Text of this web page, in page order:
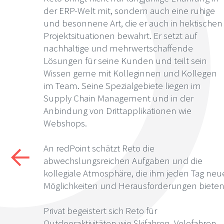
der ERP-Welt mit, sondern auch eine ruhige
und besonnene Art, die er auch in hektischen
Projektsituationen bewahrt. Er setzt auf
nachhaltige und mehrwertschaffende
Lösungen für seine Kunden und teilt sein
Wissen gerne mit Kolleginnen und Kollegen
im Team. Seine Spezialgebiete liegen im
Supply Chain Management und in der
Anbindung von Drittapplikationen wie
Webshops.
An redPoint schätzt Reto die
abwechslungsreichen Aufgaben und die
kollegiale Atmosphäre, die ihm jeden Tag
Möglichkeiten und Herausforderungen
Privat begeistert sich Reto für